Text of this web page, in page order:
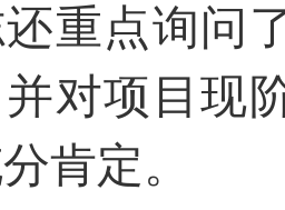
重点询问
对项目现
肯定。